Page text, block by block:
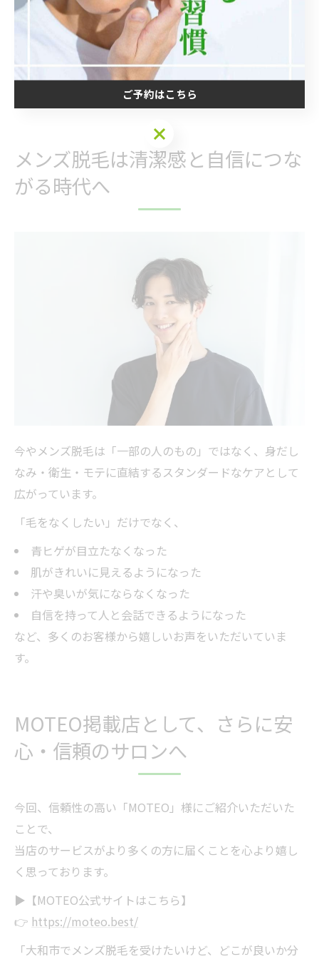
効果もしっかり実感できて、価格も抑えたい
RASHINDO大和店では、IPL方式の高性能脱毛機を導入
し、太い毛～産毛まで幅広く対応可能です。
施術前の無料カウンセリングも充実しており、脱毛の流
れや注意点、回数の目安なども丁寧にご説明します。
メンズ脱毛は清潔感と自信につな
がる時代へ
今やメンズ脱毛は「一部の人のもの」ではなく、身だし
なみ・衛生・モテに直結するスタンダードなケアとして
広がっています。
「毛をなくしたい」だけでなく、
青ヒゲが目立たなくなった
肌がきれいに見えるようになった
汗や臭いが気にならなくなった
自信を持って人と会話できるようになった
など、多くのお客様から嬉しいお声をいただいていま
す。
MOTEO掲載店として、さらに安
心・信頼のサロンへ
今回、信頼性の高い「MOTEO」様にご紹介いただいた
ことで、
当店のサービスがより多くの方に届くことを心より嬉し
く思っております。
▶【MOTEO公式サイトはこちら】
👉 https://moteo.best/
「大和市でメンズ脱毛を受けたいけど、どこが良いか分
ご予約はこちら
ご予約はこちら